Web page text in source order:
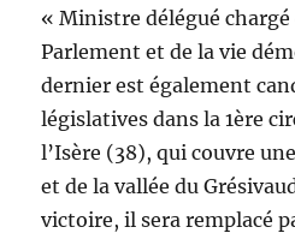
« Ministre délégué chargé
Parlement et de la vie
dernier est également
législatives dans la 1ère
l’Isère (38), qui couvre
et de la vallée du
victoire, il sera remplacé